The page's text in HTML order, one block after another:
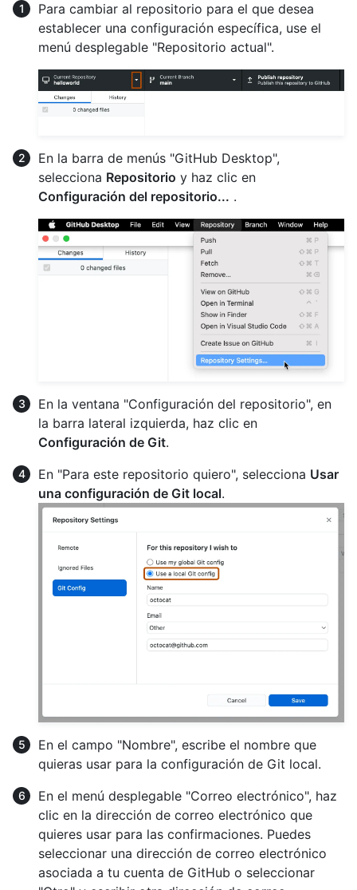
Para cambiar al repositorio para el que desea
establecer una configuración específica, use el
menú desplegable "Repositorio actual".
En la barra de menús "GitHub Desktop",
selecciona Repositorio y haz clic en
Configuración del repositorio... .
En la ventana "Configuración del repositorio", en
la barra lateral izquierda, haz clic en
Configuración de Git.
En "Para este repositorio quiero", selecciona Usar
una configuración de Git local.
En el campo "Nombre", escribe el nombre que
quieras usar para la configuración de Git local.
En el menú desplegable "Correo electrónico", haz
clic en la dirección de correo electrónico que
quieres usar para las confirmaciones. Puedes
seleccionar una dirección de correo electrónico
asociada a tu cuenta de GitHub o seleccionar